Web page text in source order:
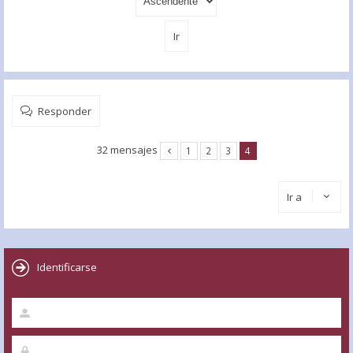
Responder
32 mensajes 1 2 3 4
Ir a
Identificarse